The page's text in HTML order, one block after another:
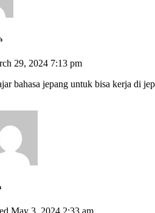
29, 2024 7:13 pm
bahasa jepang untuk bisa kerja di
May 3, 2024 2:33 am